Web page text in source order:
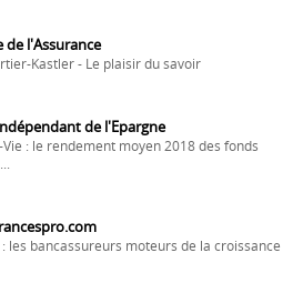
de l'Assurance
Kastler - Le plaisir du savoir
de l'Epargne
: le rendement moyen 2018 des fonds
les bancassureurs moteurs de la croissance